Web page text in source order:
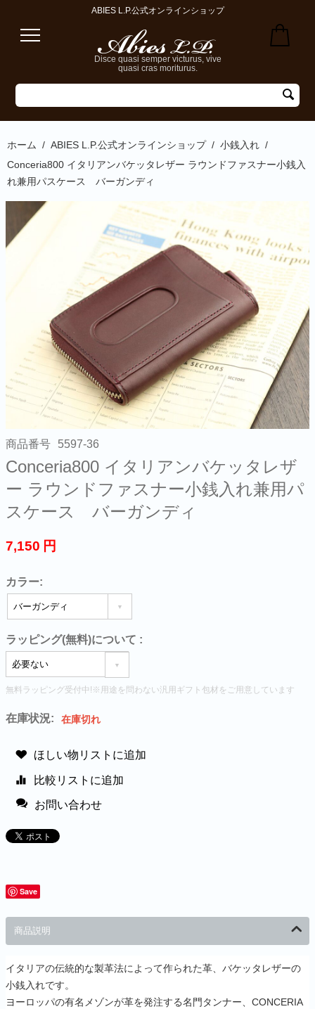
ABIES L.P.公式オンラインショップ
Disce quasi semper victurus, vive
quasi cras moriturus.
ホーム / ABIES L.P.公式オンラインショップ / 小銭入れ /
Conceria800 イタリアンバケッタレザー ラウンドファスナー小銭入
れ兼用パスケース バーガンディ
商品番号 5597-36
Conceria800 イタリアンバケッタレザ
ー ラウンドファスナー小銭入れ兼用パ
スケース バーガンディ
7,150 円
カラー:
ラッピング(無料)について :
無料ラッピング受付中!※用途を問わない汎用ギフト包材をご用意しています
在庫状況: 在庫切れ
ほしい物リストに追加
比較リストに追加
お問い合わせ
Save
商品説明
イタリアの伝統的な製革法によって作られた革、バケッタレザーの
小銭入れです。
ヨーロッパの有名メゾンが革を発注する名門タンナー、CONCERIA